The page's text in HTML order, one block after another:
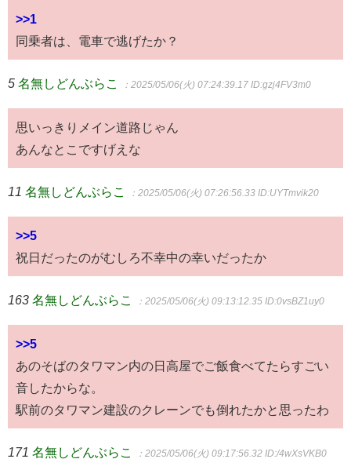
>>1
同乗者は、電車で逃げたか？
5 名無しどんぶらこ ：2025/05/06(火) 07:24:39.17 ID:gzj4FV3m0
思いっきりメイン道路じゃん
あんなとこですげえな
11 名無しどんぶらこ ：2025/05/06(火) 07:26:56.33 ID:UYTmvik20
>>5
祝日だったのがむしろ不幸中の幸いだったか
163 名無しどんぶらこ ：2025/05/06(火) 09:13:12.35 ID:0vsBZ1uy0
>>5
あのそばのタワマン内の日高屋でご飯食べてたらすごい
音したからな。
駅前のタワマン建設のクレーンでも倒れたかと思ったわ
171 名無しどんぶらこ ：2025/05/06(火) 09:17:56.32 ID:/4wXsVKB0